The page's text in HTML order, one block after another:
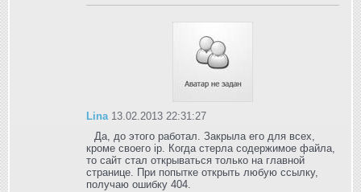
Lina 13.02.2013 22:31:27
Да, до этого работал. Закрыла его для всех,
кроме своего ip. Когда стерла содержимое файла,
то сайт стал открываться только на главной
странице. При попытке открыть любую ссылку,
получаю ошибку 404.